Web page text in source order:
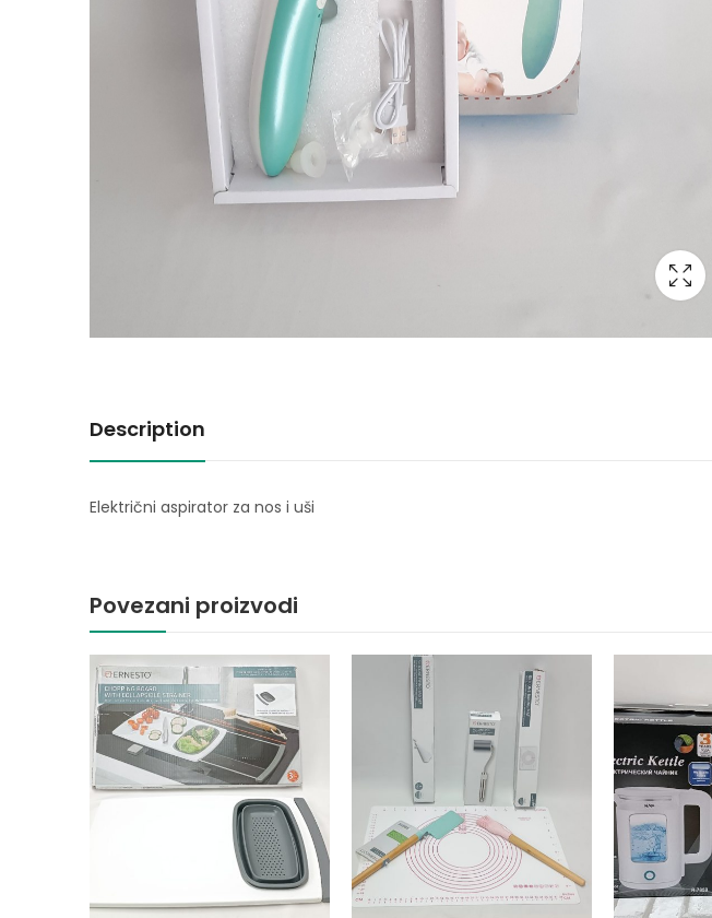
Description
Električni aspirator za nos i uši
Povezani proizvodi